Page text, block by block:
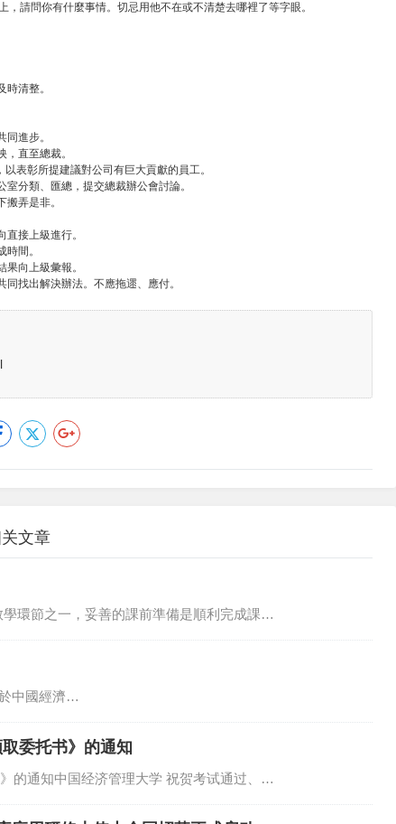
請問你有什麼事情。切忌用他不在或不清楚去哪裡了等字眼。
清整。
進步。
直至總裁。
表彰所提建議對公司有巨大貢獻的員工。
分類、匯總，提交總裁辦公會討論。
弄是非。
接上級進行。
間。
向上級彙報。
找出解決辦法。不應拖遝、應付。
文章
環節之一，妥善的課前準備是順利完成課…
中國經濟…
委托书》的通知
的通知中国经济管理大学 祝贺考试通过、…